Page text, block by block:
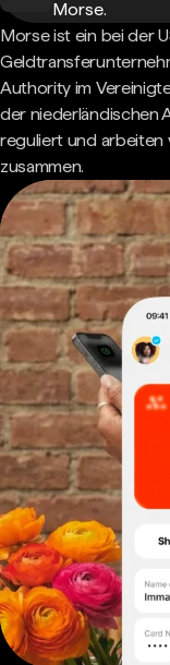
Morse.
Morse ist ein bei der
Authority im
der niederländischen
reguliert und
zusammen.